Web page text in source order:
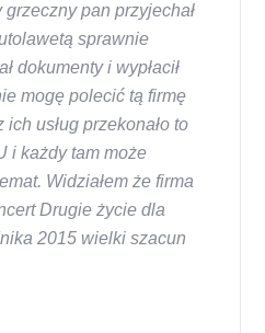
grzeczny pan przyjechał
sprawnie
dokumenty i wypłacił
mogę polecić tą firmę
usług przekonało to
i każdy tam może
Widziałem że firma
Drugie życie dla
2015 wielki szacun